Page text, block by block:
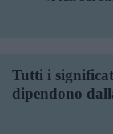
Tutti i
dipendono